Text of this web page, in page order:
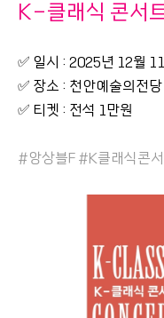
K-클래식 콘서트
✅ 일시 : 2025년 12월
✅ 장소 : 천안예술의전
✅ 티켓 : 전석 1만원
#앙상블F #K클래식콘